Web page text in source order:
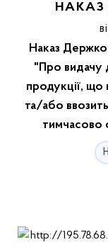
НАКАЗ
Наказ
"Про видачу
продукції, що
та/або
тимчасово